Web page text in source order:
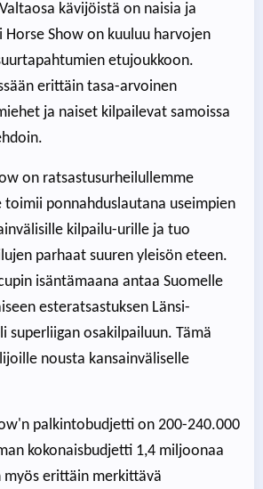
kävijöistä on naisia ja
Show on kuuluu harvojen
etujoukkoon.
erittäin tasa-arvoinen
ja naiset kilpailevat samoissa
on ratsastusurheilullemme
toimii ponnahduslautana useimpien
kilpailu-urille ja tuo
parhaat suuren yleisön eteen.
isäntämaana antaa Suomelle
esteratsastuksen Länsi-
superliigan osakilpailuun. Tämä
nousta kansainväliselle
palkintobudjetti on 200-240.000
kokonaisbudjetti 1,4 miljoonaa
myös erittäin merkittävä